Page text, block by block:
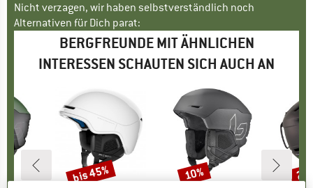
Nicht verzagen, wir haben selbstverständlich noch
Alternativen für Dich parat:
BERGFREUNDE MIT ÄHNLICHEN
INTERESSEN SCHAUTEN SICH AUCH AN
Rabatt
bis 45% Rabatt
10%